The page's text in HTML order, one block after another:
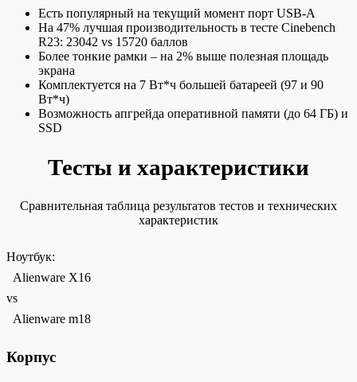
Есть популярный на текущий момент порт USB-A
На 47% лучшая производительность в тесте Cinebench
R23: 23042 vs 15720 баллов
Более тонкие рамки – на 2% выше полезная площадь
экрана
Комплектуется на 7 Вт*ч большей батареей (97 и 90
Вт*ч)
Возможность апгрейда оперативной памяти (до 64 ГБ) и
SSD
Тесты и характеристики
Сравнительная таблица результатов тестов и технических
характеристик
Ноутбук:
Alienware X16
vs
Alienware m18
Корпус